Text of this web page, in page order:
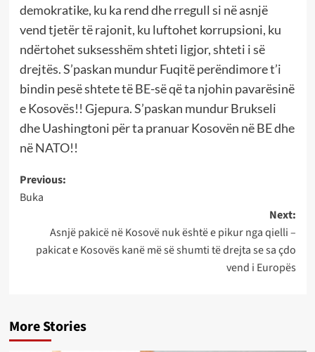
demokratike, ku ka rend dhe rregull si në asnjë
vend tjetër të rajonit, ku luftohet korrupsioni, ku
ndërtohet suksesshëm shteti ligjor, shteti i së
drejtës. S’paskan mundur Fuqitë perëndimore t’i
bindin pesë shtete të BE-së që ta njohin pavarësinë
e Kosovës!! Gjepura. S’paskan mundur Brukseli
dhe Uashingtoni për ta pranuar Kosovën në BE dhe
në NATO!!
Post
navigation
Previous:
Buka
Next:
Asnjë pakicë në Kosovë nuk është e pikur nga qielli –
pakicat e Kosovës kanë më së shumti të drejta se sa çdo
vend i Europës
More Stories